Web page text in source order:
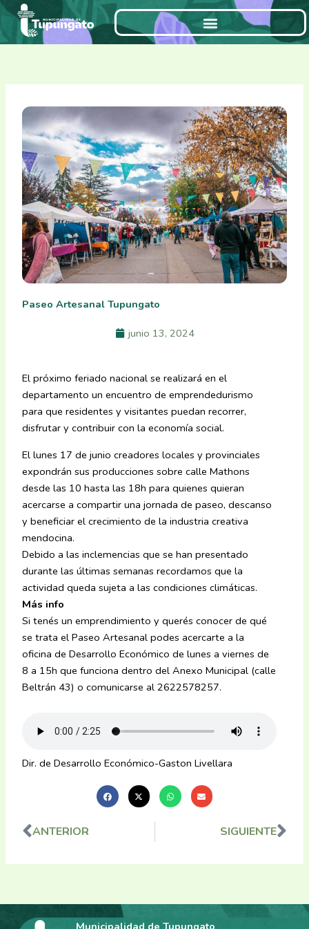
Ir
contenido
Paseo Artesanal Tupungato
junio 13, 2024
El próximo feriado nacional se realizará en el
departamento un encuentro de emprendedurismo
para que residentes y visitantes puedan recorrer,
disfrutar y contribuir con la economía social.
El lunes 17 de junio creadores locales y provinciales
expondrán sus producciones sobre calle Mathons
desde las 10 hasta las 18h para quienes quieran
acercarse a compartir una jornada de paseo, descanso
y beneficiar el crecimiento de la industria creativa
mendocina.
Debido a las inclemencias que se han presentado
durante las últimas semanas recordamos que la
actividad queda sujeta a las condiciones climáticas.
Más info
Si tenés un emprendimiento y querés conocer de qué
se trata el Paseo Artesanal podes acercarte a la
oficina de Desarrollo Económico de lunes a viernes de
8 a 15h que funciona dentro del Anexo Municipal (calle
Beltrán 43) o comunicarse al 2622578257.
Dir. de Desarrollo Económico-Gaston Livellara
Ant
ANTERIOR SIGUIENTE